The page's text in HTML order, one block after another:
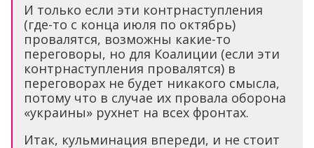
И только если эти контрнаступления
(где-то с конца июля по октябрь)
провалятся, возможны какие-то
переговоры, но для Коалиции (если эти
контрнаступления провалятся) в
переговорах не будет никакого смысла,
потому что в случае их провала оборона
«украины» рухнет на всех фронтах.
Итак, кульминация впереди, и не стоит